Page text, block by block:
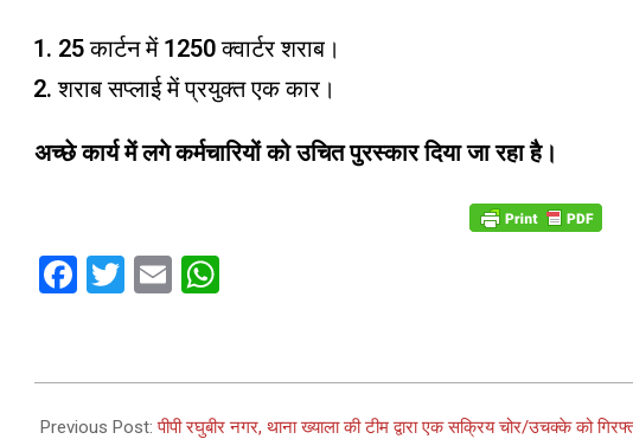
25 कार्टन में 1250 क्वार्टर शराब।
शराब सप्लाई में प्रयुक्त एक कार।
अच्छे कार्य में लगे कर्मचारियों को उचित पुरस्कार दिया जा रहा है।
Facebook
Twitter
Email
12-
Previous Post:पीपी रघुबीर नगर, थाना ख्याला की टीम द्वारा एक सक्रिय चोर/उचक्के को